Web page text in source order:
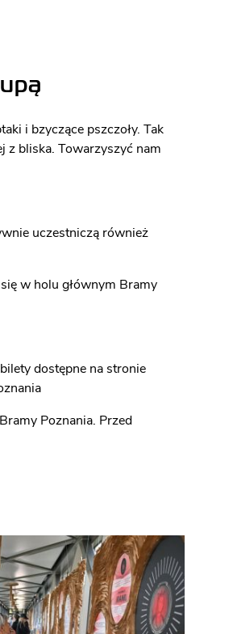
i bzyczące pszczoły. Tak
z bliska. Towarzyszyć nam
uczestniczą również
w holu głównym Bramy
dostępne na stronie
Poznania. Przed